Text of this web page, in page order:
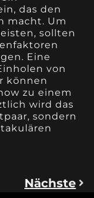
das den
macht. Um
sollten
Eine
von
können
zu einem
wird das
sondern
Nächste